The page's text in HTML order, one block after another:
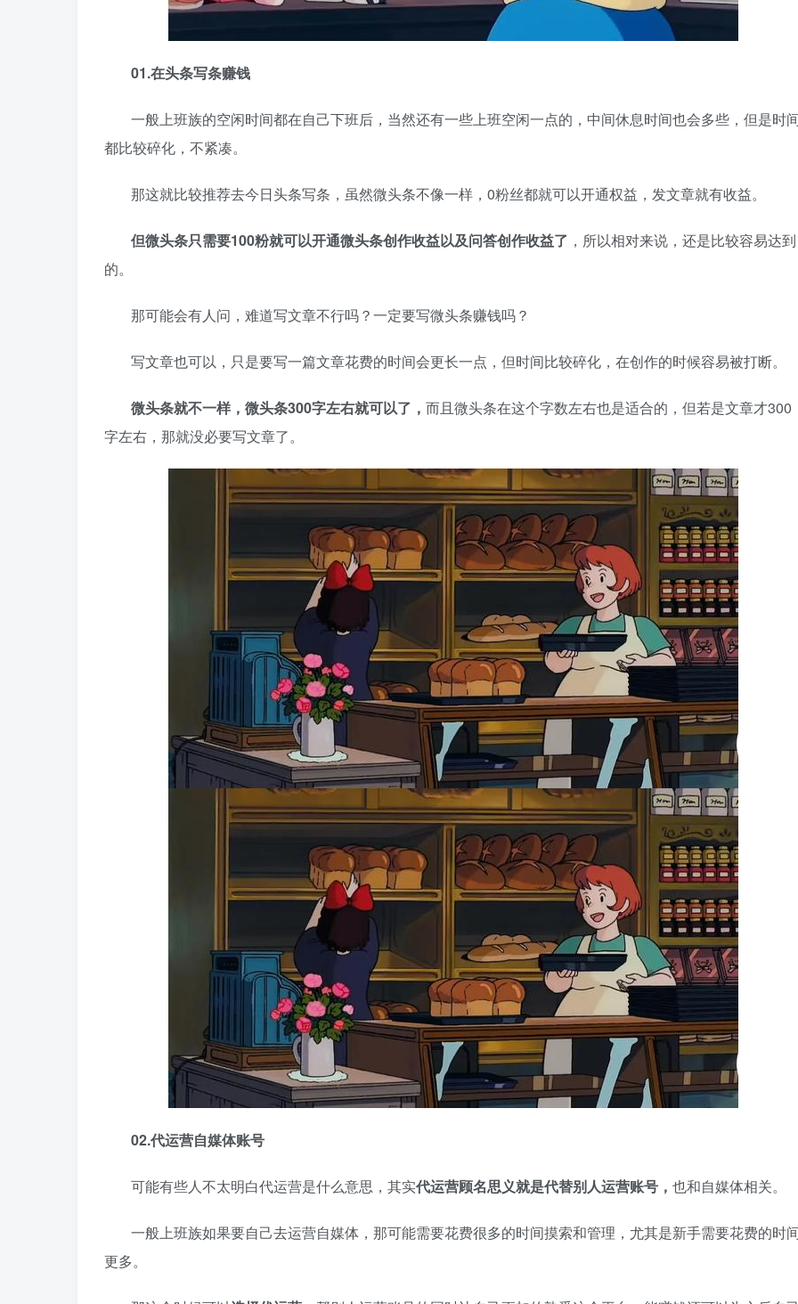
01.在头条写条赚钱
一般上班族的空闲时间都在自己下班后，当然还有一些上班空闲一点的，中间休息时间也会多些，但是时
都比较碎化，不紧凑。
那这就比较推荐去今日头条写条，虽然微头条不像一样，0粉丝都就可以开通权益，发文章就有收益。
但微头条只需要100粉就可以开通微头条创作收益以及问答创作收益了 ，所以相对来说，还是比较容易达到
的。
那可能会有人问，难道写文章不行吗？一定要写微头条赚钱吗？
写文章也可以，只是要写一篇文章花费的时间会更长一点，但时间比较碎化，在创作的时候容易被打断。
微头条就不一样，微头条300字左右就可以了， 而且微头条在这个字数左右也是适合的，但若是文章才300
字左右，那就没必要写文章了。
02.代运营自媒体账号
可能有些人不太明白代运营是什么意思，其实代运营顾名思义就是代替别人运营账号， 也和自媒体相关。
一般上班族如果要自己去运营自媒体，那可能需要花费很多的时间摸索和管理，尤其是新手需要花费的时
更多。